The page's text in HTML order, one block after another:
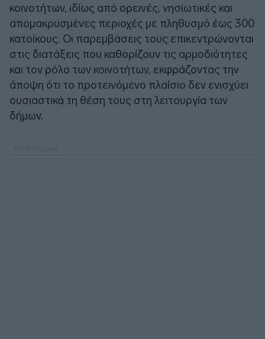
κοινοτήτων, ιδίως από ορεινές, νησιωτικές και
απομακρυσμένες περιοχές με πληθυσμό έως 300
κατοίκους. Οι παρεμβάσεις τους επικεντρώνονται
στις διατάξεις που καθορίζουν τις αρμοδιότητες
και τον ρόλο των κοινοτήτων, εκφράζοντας την
άποψη ότι το προτεινόμενο πλαίσιο δεν ενισχύει
ουσιαστικά τη θέση τους στη λειτουργία των
δήμων.